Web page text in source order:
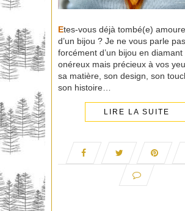
Etes-vous déjà tombé(e)
d’un bijou ? Je ne vous parle pas
forcément d’un bijou en diamant
onéreux mais précieux à vos
sa matière, son design, son
son histoire…
LIRE LA SUITE